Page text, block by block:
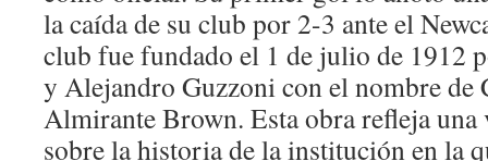
la caída de su club por 2-3 ante el
club fue fundado el 1 de julio de 1912
y Alejandro Guzzoni con el nombre de
Almirante Brown. Esta obra refleja
sobre la historia de la institución en la